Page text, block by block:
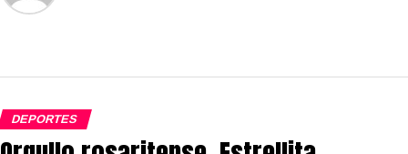
DEPORTES